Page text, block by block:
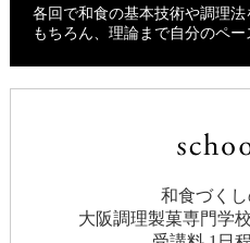
各回で和食の基本技術や調理
もちろん、理論まで自分のペー
和食づくし
大阪調理製菓専門学